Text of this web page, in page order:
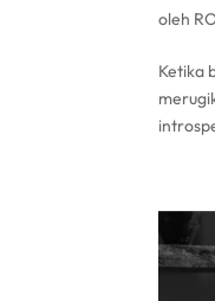
oleh
Ketika